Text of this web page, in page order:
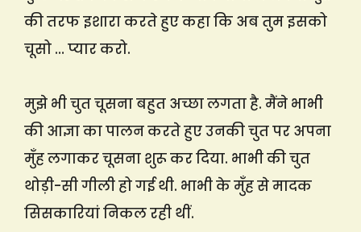
की तरफ इशारा करते हुए कहा कि अब तुम इसको
चूसो … प्यार करो.
मुझे भी चुत चूसना बहुत अच्छा लगता है. मैंने भाभी
की आज्ञा का पालन करते हुए उनकी चुत पर अपना
मुँह लगाकर चूसना शुरू कर दिया. भाभी की चुत
थोड़ी-सी गीली हो गई थी. भाभी के मुँह से मादक
सिसकारियां निकल रही थीं.